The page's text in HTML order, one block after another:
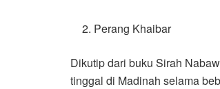
Perang Khaibar
Dikutip dari buku Sirah
tinggal di Madinah selama